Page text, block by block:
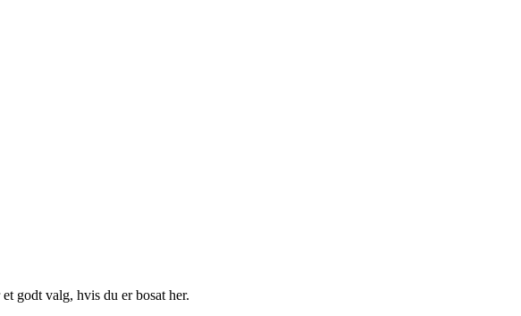
godt valg, hvis du er bosat her.